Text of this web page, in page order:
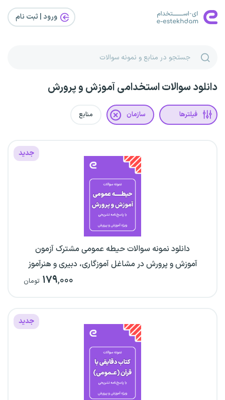
ورود | ثبت‌ نام
دانلود سوالات استخدامی آموزش و پرورش
فیلترها سازمان منابع
جدید
دانلود نمونه سوالات حیطه عمومی مشترک آزمون
آموزش و پرورش در مشاغل آموزگاری، دبیری و هنرآموز
۱۷۹,۰۰۰ تومان
جدید